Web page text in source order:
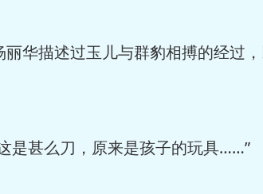
描述过玉儿与群豹相搏的经过
甚么刀，原来是孩子的玩具……”